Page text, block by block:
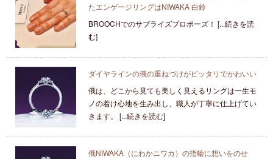
たエンゲージリングはNIWAKA 白鈴
BROOCHでのサプライズプロポーズ！ [...続きを読
む]
ダイヤラインの俄の重ねづけがピッタリでかわいい
俄は、どこから見ても美しく見えるリングは一生モ
ノの着け心地を生み出し、職人が丁寧に仕上げてい
きます。 [...続きを読む]
俄NIWAKA（にわかニワカ）の指輪に想いをのせ